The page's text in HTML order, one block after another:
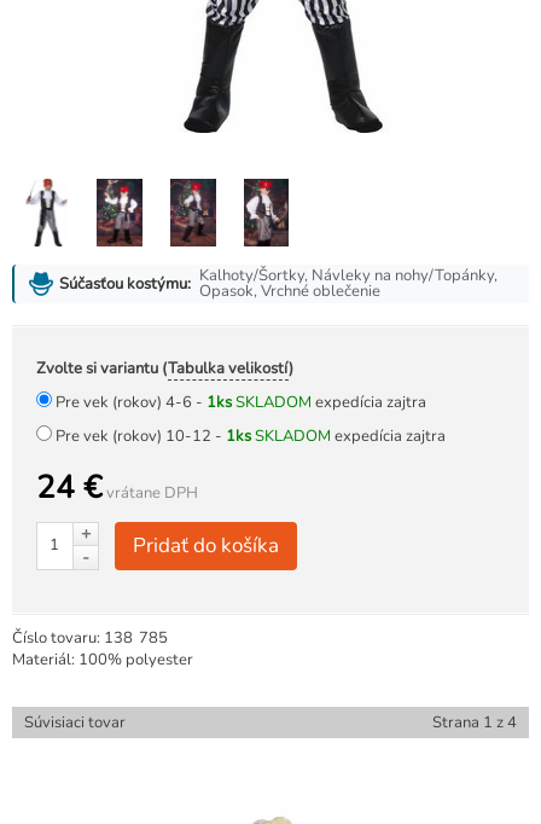
Súčasťou kostýmu: Kalhoty/Šortky, Návleky na nohy/Topánky,
Opasok, Vrchné oblečenie
Zvolte si variantu (Tabulka velikostí)
Pre vek (rokov) 4-6 - 1ksSKLADOM expedícia zajtra
Pre vek (rokov) 10-12 - 1ksSKLADOM expedícia zajtra
24 €vrátane DPH
+
-
Pridať do košíka
Číslo tovaru: 138 785
Materiál: 100% polyester
Súvisiaci tovar Strana 1 z4